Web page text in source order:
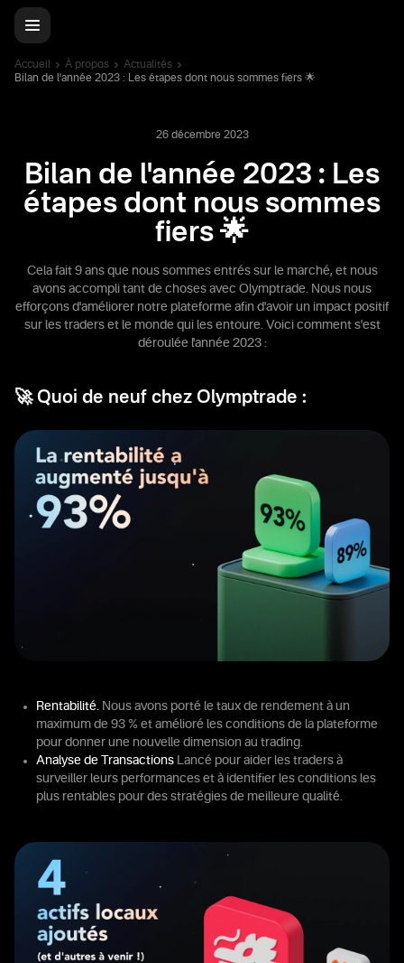
Accueil À propos
Actualités
Bilan de l'année 2023 : Les étapes dont nous sommes fiers 🌟
26 décembre 2023
Bilan de l'année 2023 : Les
étapes dont nous sommes
fiers 🌟
Cela fait 9 ans que nous sommes entrés sur le marché, et nous
avons accompli tant de choses avec Olymptrade. Nous nous
efforçons d'améliorer notre plateforme afin d'avoir un impact positif
sur les traders et le monde qui les entoure. Voici comment s'est
déroulée l'année 2023 :
🚀 Quoi de neuf chez Olymptrade :
Rentabilité. Nous avons porté le taux de rendement à un
maximum de 93 % et amélioré les conditions de la plateforme
pour donner une nouvelle dimension au trading.
Analyse de Transactions Lancé pour aider les traders à
surveiller leurs performances et à identifier les conditions les
plus rentables pour des stratégies de meilleure qualité.